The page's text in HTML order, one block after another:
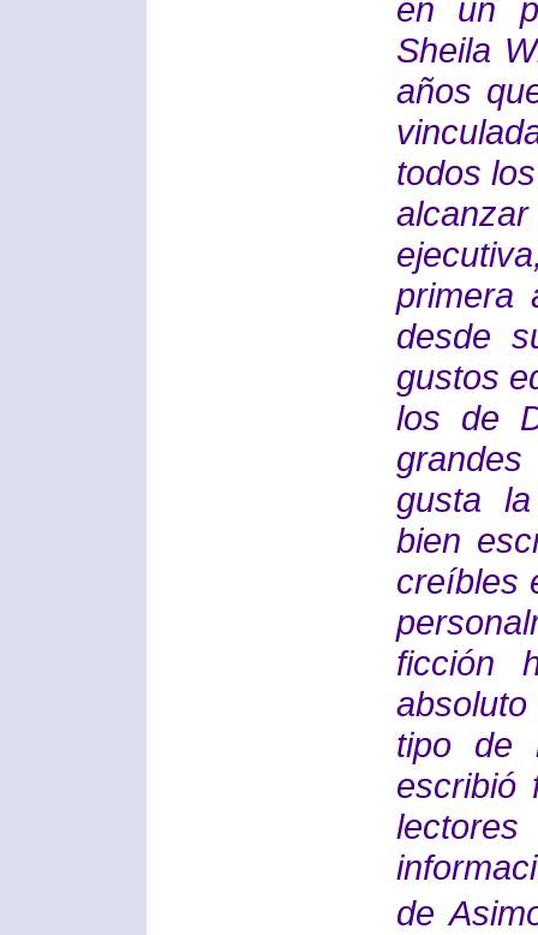
en un
Sheila
años
todos
primera
desde
gustos
los de
gusta
bien
creíbles
ficción
tipo de
escribió
de